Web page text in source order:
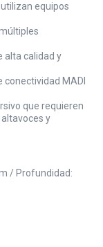
equipos
alta calidad y
MADI
que requieren
y
/ Profundidad: